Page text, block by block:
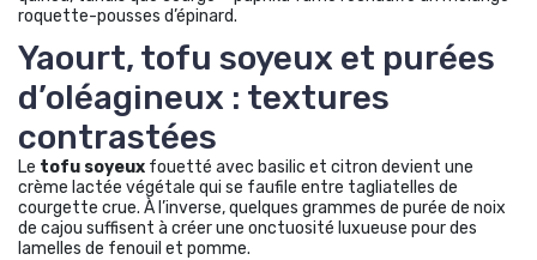
roquette-pousses d’épinard.
Yaourt, tofu soyeux et purées
d’oléagineux : textures
contrastées
Le tofu soyeux fouetté avec basilic et citron devient une
crème lactée végétale qui se faufile entre tagliatelles de
courgette crue. À l’inverse, quelques grammes de purée de noix
de cajou suffisent à créer une onctuosité luxueuse pour des
lamelles de fenouil et pomme.